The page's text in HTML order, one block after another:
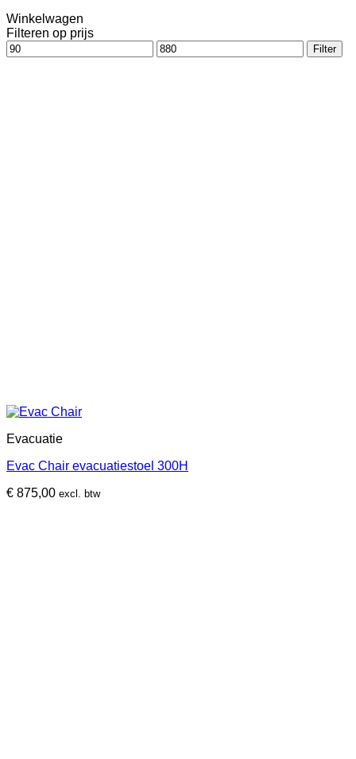
Winkelwagen
Filteren op prijs
Min.
prijs
Max.
prijs
Filter
Evacuatie
Evac Chair evacuatiestoel 300H
€ 875,00 excl. btw